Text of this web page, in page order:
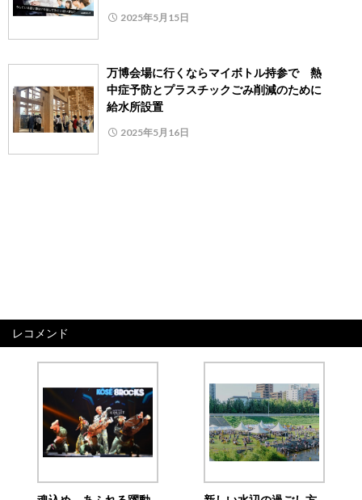
2025年5月15日
万博会場に行くならマイボトル持参で 熱
中症予防とプラスチックごみ削減のために
給水所設置
2025年5月16日
レコメンド